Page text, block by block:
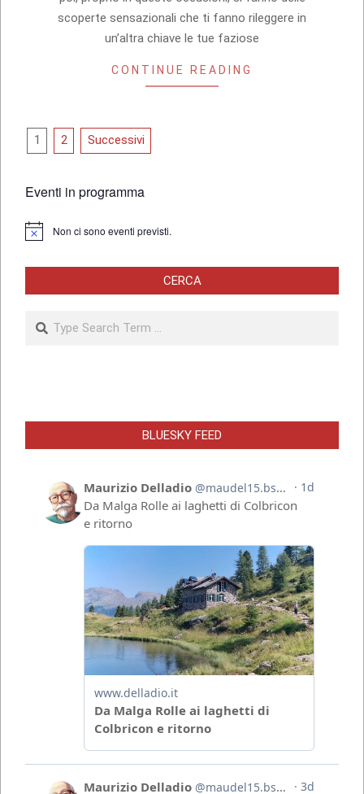
scoperte sensazionali che ti fanno rileggere in
un’altra chiave le tue faziose
CONTINUE READING
Paginazione
articoli
1 2 Successivi
Eventi in programma
Notice Non ci sono eventi previsti.
CERCA
Search
BLUESKY FEED